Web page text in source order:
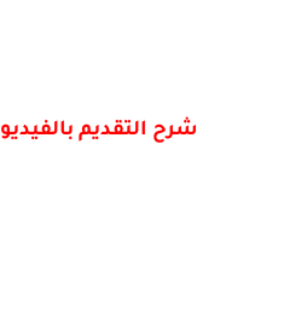
شرح التقديم بالفيديو